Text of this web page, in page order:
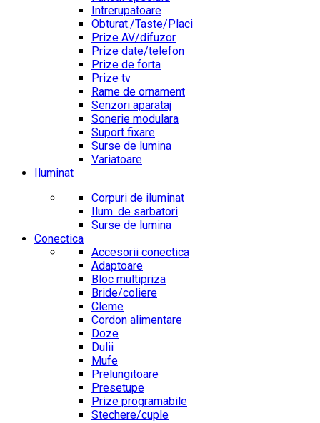
Intrerupatoare
Obturat./Taste/Placi
Prize AV/difuzor
Prize date/telefon
Prize de forta
Prize tv
Rame de ornament
Senzori aparataj
Sonerie modulara
Suport fixare
Surse de lumina
Variatoare
Iluminat
Corpuri de iluminat
Ilum. de sarbatori
Surse de lumina
Conectica
Accesorii conectica
Adaptoare
Bloc multipriza
Bride/coliere
Cleme
Cordon alimentare
Doze
Dulii
Mufe
Prelungitoare
Presetupe
Prize programabile
Stechere/cuple